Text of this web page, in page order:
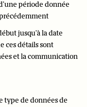
période donnée
jusqu'à la date
ces détails sont
et la communication
type de données de